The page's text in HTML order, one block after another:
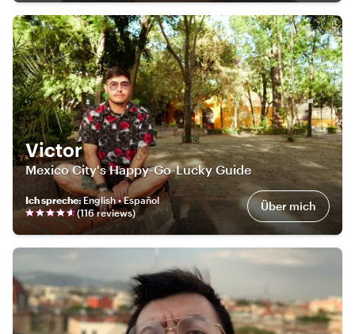
Victor
Mexico City's Happy-Go-Lucky Guide
Ich spreche:English • Español
(116reviews) Über mich